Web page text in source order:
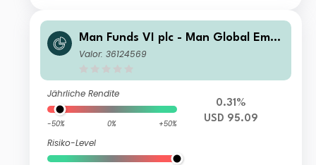
Man Funds VI plc - Man Global Emer
ging Markets Debt Total Return IMF
Valor: 36124569
Jährliche Rendite
-50% 0% +50%
Risiko-Level
0.31%
USD 95.09